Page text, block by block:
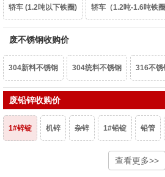
熟铝屑铝水价
家用铁壳水泵 家用铝壳水泵 鼓风机
SJ变压器 S9-50以下
废锡（63%） 机械镁
轿车 (1.2吨以下铁圈) 轿车（1.2吨-1.6吨铁圈
轿车（1.2吨-1.6吨铝圈）
面包车(铝圈) 皮卡车(铁圈) 皮卡车(铝圈)
柴油皮卡车（铝圈）
货车(8吨以上)(集装箱、自卸车减50元/吨)
新能源轿车（铁圈）
废不锈钢收购价
304新料不锈钢 304统料不锈钢 316不锈
含镍20%不锈钢
废铅锌收购价
1#锌锭 机锌 杂锌 1#铅锭 铅管
查看更多>>